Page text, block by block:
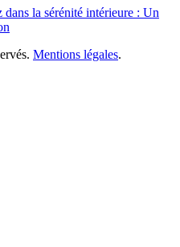
dans la sérénité intérieure : Un
Mentions légales.